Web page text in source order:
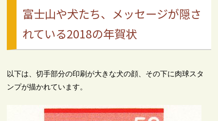
富士山や犬たち、メッセージが隠さ
れている2018の年賀状
以下は、切手部分の印刷が大きな犬の顔、その下に肉球スタ
ンプが描かれています。